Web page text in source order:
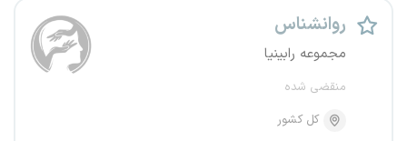
روانشناس
مجموعه رابینیا
منقضی شده
کل کشور